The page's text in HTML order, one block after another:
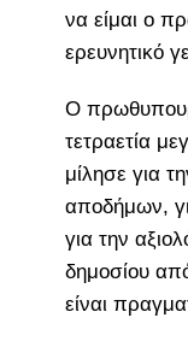
να είμαι ο
ερευνητικό
Ο
τετραετία
μίλησε για
αποδήμων,
για την
δημοσίου
είναι